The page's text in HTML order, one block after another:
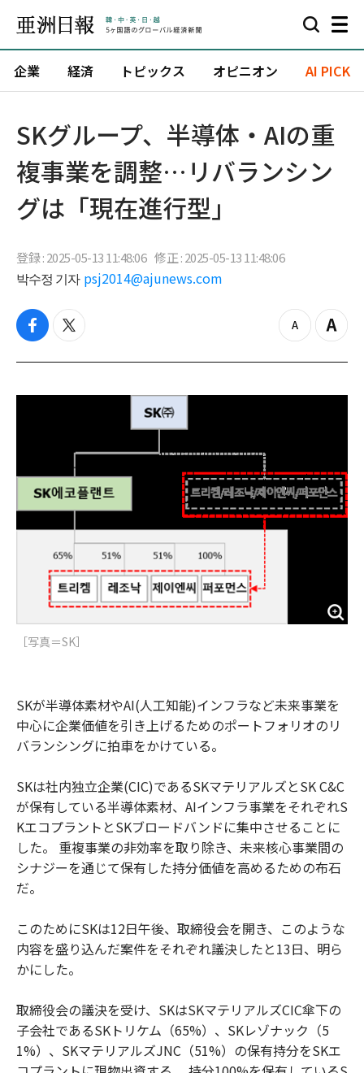
企業 経済 トピックス オピニオン AI PICK
SKグループ、半導体・AIの重
複事業を調整…リバランシン
グは「現在進行型」
登録 : 2025-05-13 11:48:06 修正 : 2025-05-13 11:48:06
박수정 기자 psj2014@ajunews.com
f
c
b
t
i
t
z
o
o
Z
o
i
［写真＝SK］
SKが半導体素材やAI(人工知能)インフラなど未来事業を
中心に企業価値を引き上げるためのポートフォリオのリ
バランシングに拍車をかけている。
SKは社内独立企業(CIC)であるSKマテリアルズとSK C&C
が保有している半導体素材、AIインフラ事業をそれぞれS
KエコプラントとSKブロードバンドに集中させることに
した。 重複事業の非効率を取り除き、未来核心事業間の
シナジーを通じて保有した持分価値を高めるための布石
だ。
このためにSKは12日午後、取締役会を開き、このような
内容を盛り込んだ案件をそれぞれ議決したと13日、明ら
かにした。
取締役会の議決を受け、SKはSKマテリアルズCIC傘下の
子会社であるSKトリケム（65%）、SKレゾナック（5
1%）、SKマテリアルズJNC（51%）の保有持分をSKエ